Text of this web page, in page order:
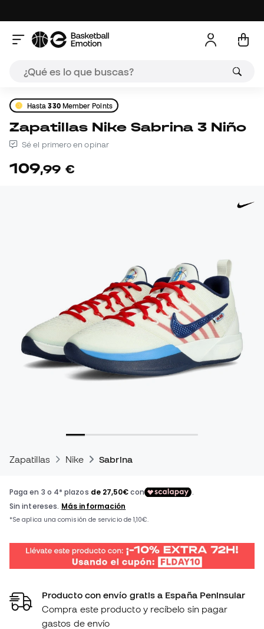
Hasta330Member Points
Zapatillas Nike Sabrina 3 Niño
Sé el primero en opinar
109,99 €
Zapatillas Nike Sabrina
Producto con envío gratis a España Peninsular
Compra este producto y recíbelo sin pagar
gastos de envío